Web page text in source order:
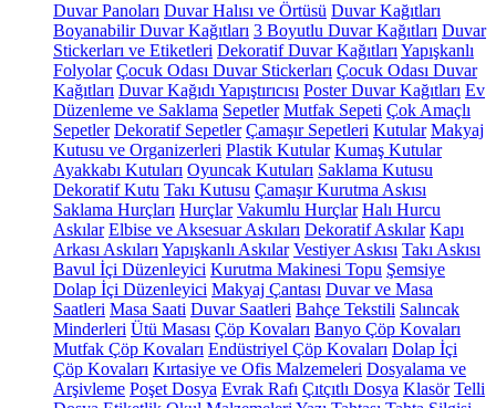
Duvar Panoları Duvar Halısı ve Örtüsü Duvar Kağıtları
Boyanabilir Duvar Kağıtları 3 Boyutlu Duvar Kağıtları Duvar
Stickerları ve Etiketleri Dekoratif Duvar Kağıtları Yapışkanlı
Folyolar Çocuk Odası Duvar Stickerları Çocuk Odası Duvar
Kağıtları Duvar Kağıdı Yapıştırıcısı Poster Duvar Kağıtları Ev
Düzenleme ve Saklama Sepetler Mutfak Sepeti Çok Amaçlı
Sepetler Dekoratif Sepetler Çamaşır Sepetleri Kutular Makyaj
Kutusu ve Organizerleri Plastik Kutular Kumaş Kutular
Ayakkabı Kutuları Oyuncak Kutuları Saklama Kutusu
Dekoratif Kutu Takı Kutusu Çamaşır Kurutma Askısı
Saklama Hurçları Hurçlar Vakumlu Hurçlar Halı Hurcu
Askılar Elbise ve Aksesuar Askıları Dekoratif Askılar Kapı
Arkası Askıları Yapışkanlı Askılar Vestiyer Askısı Takı Askısı
Bavul İçi Düzenleyici Kurutma Makinesi Topu Şemsiye
Dolap İçi Düzenleyici Makyaj Çantası Duvar ve Masa
Saatleri Masa Saati Duvar Saatleri Bahçe Tekstili Salıncak
Minderleri Ütü Masası Çöp Kovaları Banyo Çöp Kovaları
Mutfak Çöp Kovaları Endüstriyel Çöp Kovaları Dolap İçi
Çöp Kovaları Kırtasiye ve Ofis Malzemeleri Dosyalama ve
Arşivleme Poşet Dosya Evrak Rafı Çıtçıtlı Dosya Klasör Telli